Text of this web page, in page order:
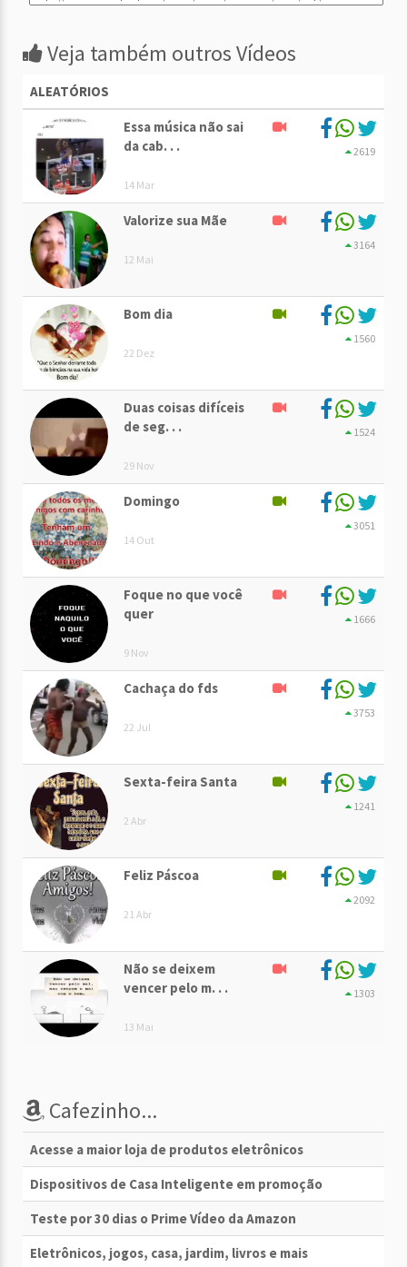
Veja também outros Vídeos
ALEATÓRIOS
Essa música não sai
da cab. . .
14 Mar
2619
Valorize sua Mãe
12 Mai
3164
Bom dia
22 Dez
1560
Duas coisas difíceis
de seg. . .
29 Nov
1524
Domingo
14 Out
3051
Foque no que você
quer
9 Nov
1666
Cachaça do fds
22 Jul
3753
Sexta-feira Santa
2 Abr
1241
Feliz Páscoa
21 Abr
2092
Não se deixem
vencer pelo m. . .
13 Mai
1303
Cafezinho...
Acesse a maior loja de produtos eletrônicos
Dispositivos de Casa Inteligente em promoção
Teste por 30 dias o Prime Vídeo da Amazon
Eletrônicos, jogos, casa, jardim, livros e mais